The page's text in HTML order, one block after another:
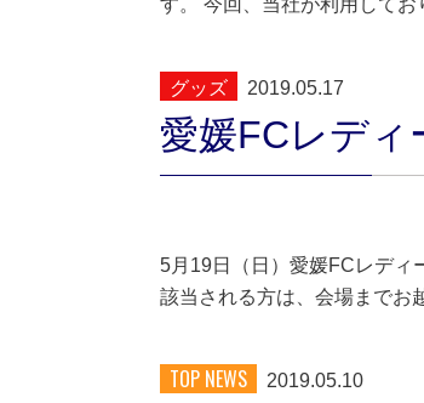
グッズ 2019.05.17
愛媛FCレディ
5月19日（日）愛媛FCレディ
該当される方は、会場までお
TOP NEWS 2019.05.10